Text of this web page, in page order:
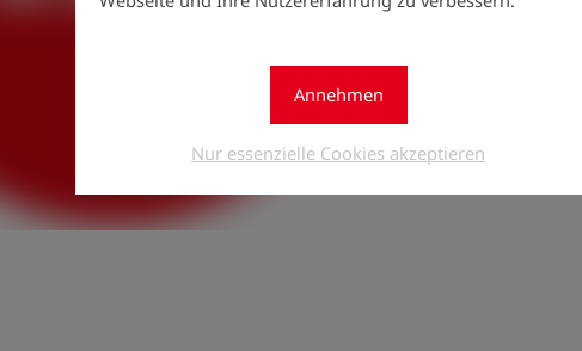
Annehmen
Nur essenzielle Cookies akzeptieren
- WEVG